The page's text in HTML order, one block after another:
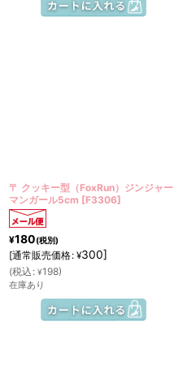
〒 クッキー型（FoxRun）ジンジャー
マンガール5cm [F3306]
¥180(税別)
[通常販売価格: ¥300]
(税込 : ¥198)
在庫あり